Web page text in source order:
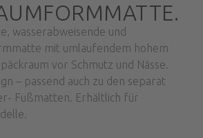
wasserabweisende und
mit umlaufendem hohem
vor Schmutz und Nässe.
– passend auch zu den separat
Fußmatten. Erhältlich für